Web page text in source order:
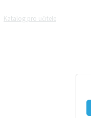
Katalog pro učitele